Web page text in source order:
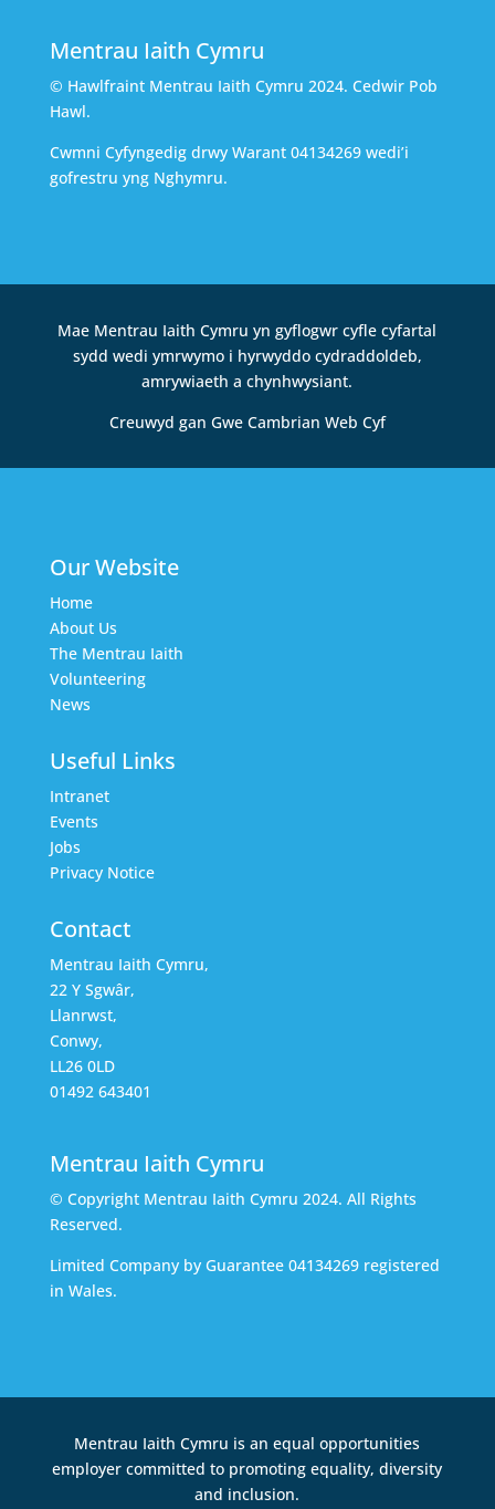
Mentrau Iaith Cymru
© Hawlfraint Mentrau Iaith Cymru 2024. Cedwir Pob
Hawl.
Cwmni Cyfyngedig drwy Warant 04134269 wedi’i
gofrestru yng Nghymru.
Mae Mentrau Iaith Cymru yn gyflogwr cyfle cyfartal
sydd wedi ymrwymo i hyrwyddo cydraddoldeb,
amrywiaeth a chynhwysiant.
Creuwyd gan Gwe Cambrian Web Cyf
Our Website
Home
About Us
The Mentrau Iaith
Volunteering
News
Useful Links
Intranet
Events
Jobs
Privacy Notice
Contact
Mentrau Iaith Cymru,
22 Y Sgwâr,
Llanrwst,
Conwy,
LL26 0LD
01492 643401
Mentrau Iaith Cymru
© Copyright Mentrau Iaith Cymru 2024. All Rights
Reserved.
Limited Company by Guarantee 04134269 registered
in Wales.
Mentrau Iaith Cymru is an equal opportunities
employer committed to promoting equality, diversity
and inclusion.